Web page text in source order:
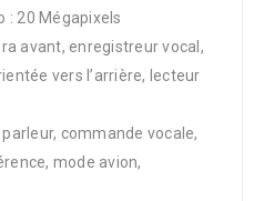
: 20 Mégapixels
avant, enregistreur vocal,
vers l’arrière, lecteur
commande vocale,
mode avion,